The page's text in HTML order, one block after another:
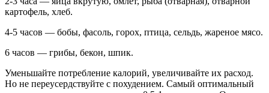
картофель, хлеб.
4-5 часов — бобы, фасоль, горох, птица, сельдь, жареное мясо.
6 часов — грибы, бекон, шпик.
Уменьшайте потребление калорий, увеличивайте их расход.
Но не переусердствуйте с похудением. Самый оптимальный